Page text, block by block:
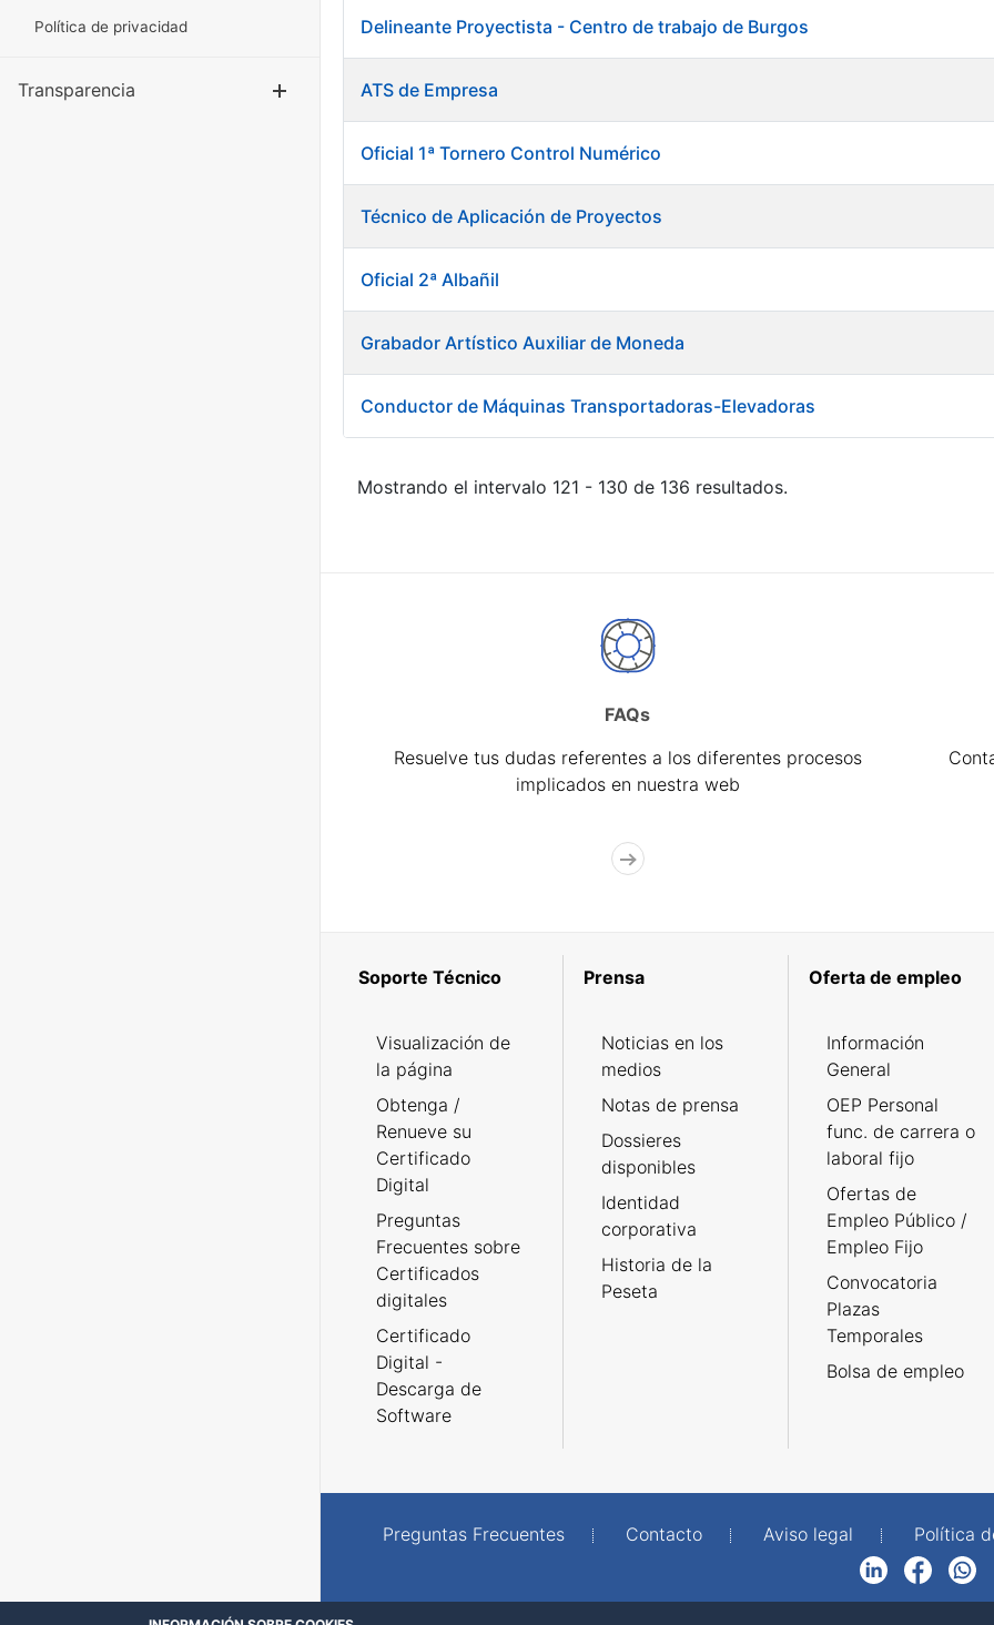
Política de privacidad
Transparencia Mostrar/Ocultar
Delineante Proyectista - Centro de trabajo de Burgos
ATS de Empresa
Oficial 1ª Tornero Control Numérico
Técnico de Aplicación de Proyectos
Oficial 2ª Albañil
Grabador Artístico Auxiliar de Moneda
Conductor de Máquinas Transportadoras-Elevadoras
Mostrando el intervalo 121 - 130 de 136 resultados.
FAQs
Resuelve tus dudas referentes a los diferentes procesos
implicados en nuestra web
Soporte Técnico
Visualización de
la página
Obtenga /
Renueve su
Certificado
Digital
Preguntas
Frecuentes sobre
Certificados
digitales
Certificado
Digital -
Descarga de
Software
Prensa
Noticias en los
medios
Notas de prensa
Dossieres
disponibles
Identidad
corporativa
Historia de la
Peseta
Oferta de empleo
Información
General
OEP Personal
func. de carrera o
laboral fijo
Ofertas de
Empleo Público /
Empleo Fijo
Convocatoria
Plazas
Temporales
Bolsa de empleo
Preguntas Frecuentes Contacto Aviso legal Política
FacebookWhatsApp